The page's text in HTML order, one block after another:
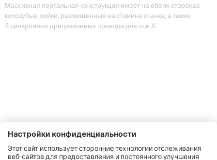
Массивная портальная конструкция имеет на обеих сторонах
косозубые рейки, размещенные на станине станка, а также
2 синхронных прецизионных привода для оси Х.